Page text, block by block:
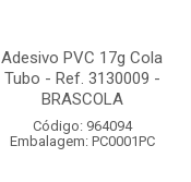
Adesivo PVC 17g Cola
Tubo - Ref. 3130009 -
BRASCOLA
Código: 964094
Embalagem: PC0001PC